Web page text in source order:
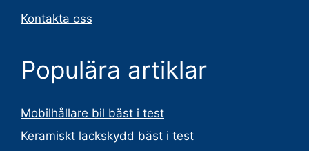
Kontakta oss
Populära artiklar
Mobilhållare bil bäst i test
Keramiskt lackskydd bäst i test